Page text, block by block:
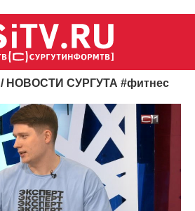
/ НОВОСТИ СУРГУТА #фитнес